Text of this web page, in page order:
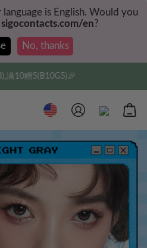
is English. Would you
sigocontacts.com/en?
No, thanks
实付满$35全球包邮，